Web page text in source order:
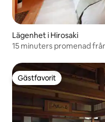
Lägenhet i Hirosaki
15 minuters promenad
till
favorit...
Gästfavorit
Gästfavorit